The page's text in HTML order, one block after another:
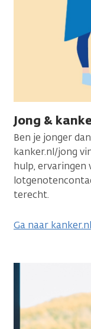
Jong &
Ben je jonger
kanker.nl/jong
hulp, ervaringen
terecht.
Ga naar